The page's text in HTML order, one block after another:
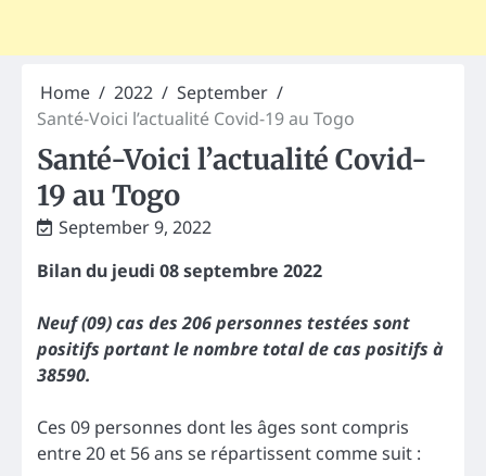
Home 2022
September
Santé-Voici l’actualité Covid-19 au Togo
Santé-Voici l’actualité Covid-
19 au Togo
September 9, 2022
Bilan du jeudi 08 septembre 2022
Neuf (09) cas des 206 personnes testées sont
positifs portant le nombre total de cas positifs à
38590.
Ces 09 personnes dont les âges sont compris
entre 20 et 56 ans se répartissent comme suit :